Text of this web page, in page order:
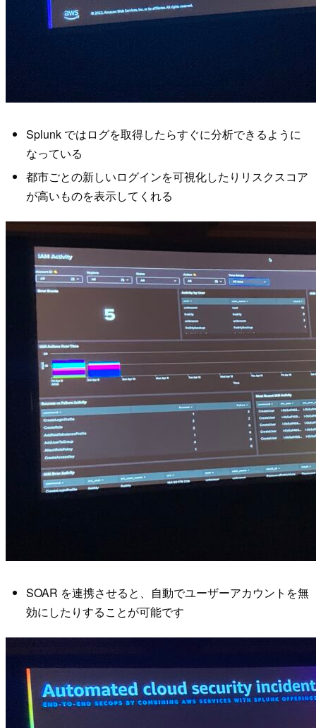
Splunk ではログを取得したらすぐに分析できるように
なっている
都市ごとの新しいログインを可視化したりリスクスコア
が高いものを表示してくれる
SOAR を連携させると、自動でユーザーアカウントを無
効にしたりすることが可能です